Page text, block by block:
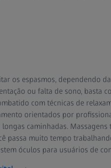
os espasmos, dependendo
ou falta de sono, basta
com técnicas de
orientados por
caminhadas.
passa muito tempo
óculos para usuários de